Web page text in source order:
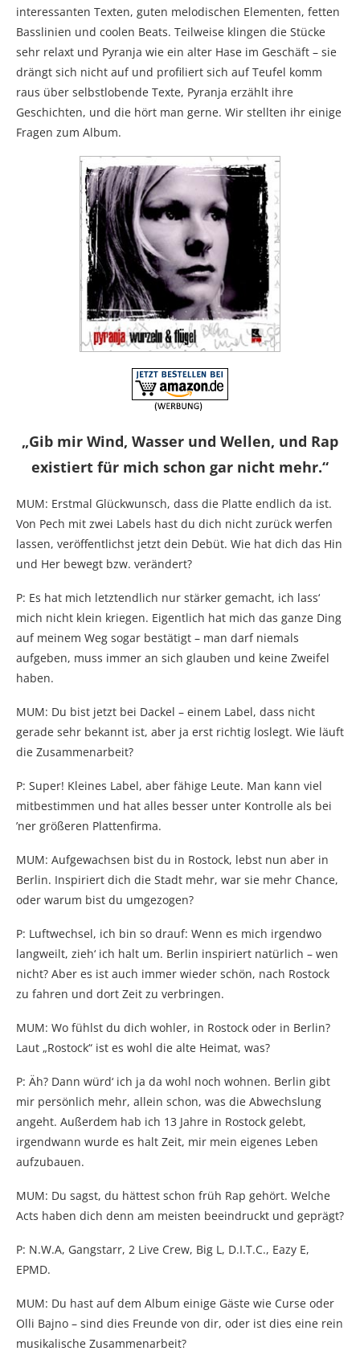
interessanten Texten, guten melodischen Elementen, fetten
Basslinien und coolen Beats. Teilweise klingen die Stücke
sehr relaxt und Pyranja wie ein alter Hase im Geschäft – sie
drängt sich nicht auf und profiliert sich auf Teufel komm
raus über selbstlobende Texte, Pyranja erzählt ihre
Geschichten, und die hört man gerne. Wir stellten ihr einige
Fragen zum Album.
„Gib mir Wind, Wasser und Wellen, und Rap
existiert für mich schon gar nicht mehr.“
MUM: Erstmal Glückwunsch, dass die Platte endlich da ist.
Von Pech mit zwei Labels hast du dich nicht zurück werfen
lassen, veröffentlichst jetzt dein Debüt. Wie hat dich das Hin
und Her bewegt bzw. verändert?
P: Es hat mich letztendlich nur stärker gemacht, ich lass‘
mich nicht klein kriegen. Eigentlich hat mich das ganze Ding
auf meinem Weg sogar bestätigt – man darf niemals
aufgeben, muss immer an sich glauben und keine Zweifel
haben.
MUM: Du bist jetzt bei Dackel – einem Label, dass nicht
gerade sehr bekannt ist, aber ja erst richtig loslegt. Wie läuft
die Zusammenarbeit?
P: Super! Kleines Label, aber fähige Leute. Man kann viel
mitbestimmen und hat alles besser unter Kontrolle als bei
’ner größeren Plattenfirma.
MUM: Aufgewachsen bist du in Rostock, lebst nun aber in
Berlin. Inspiriert dich die Stadt mehr, war sie mehr Chance,
oder warum bist du umgezogen?
P: Luftwechsel, ich bin so drauf: Wenn es mich irgendwo
langweilt, zieh‘ ich halt um. Berlin inspiriert natürlich – wen
nicht? Aber es ist auch immer wieder schön, nach Rostock
zu fahren und dort Zeit zu verbringen.
MUM: Wo fühlst du dich wohler, in Rostock oder in Berlin?
Laut „Rostock“ ist es wohl die alte Heimat, was?
P: Äh? Dann würd‘ ich ja da wohl noch wohnen. Berlin gibt
mir persönlich mehr, allein schon, was die Abwechslung
angeht. Außerdem hab ich 13 Jahre in Rostock gelebt,
irgendwann wurde es halt Zeit, mir mein eigenes Leben
aufzubauen.
MUM: Du sagst, du hättest schon früh Rap gehört. Welche
Acts haben dich denn am meisten beeindruckt und geprägt?
P: N.W.A, Gangstarr, 2 Live Crew, Big L, D.I.T.C., Eazy E,
EPMD.
MUM: Du hast auf dem Album einige Gäste wie Curse oder
Olli Bajno – sind dies Freunde von dir, oder ist dies eine rein
musikalische Zusammenarbeit?